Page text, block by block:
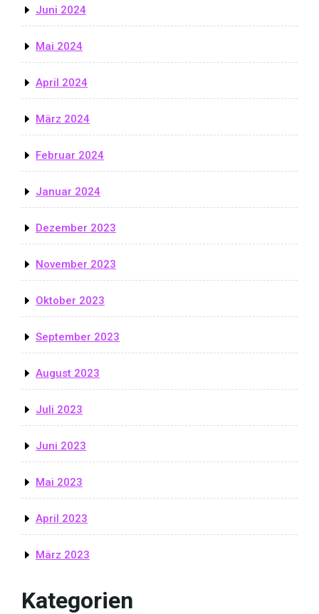
Juni 2024
Mai 2024
April 2024
März 2024
Februar 2024
Januar 2024
Dezember 2023
November 2023
Oktober 2023
September 2023
August 2023
Juli 2023
Juni 2023
Mai 2023
April 2023
März 2023
Kategorien